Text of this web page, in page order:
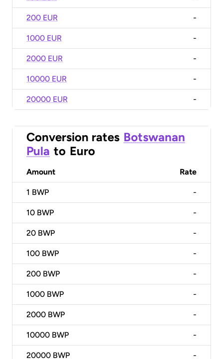
200 EUR -
1000 EUR -
2000 EUR -
10000 EUR -
20000 EUR -
Conversion rates Botswanan
Pula to Euro
Amount Rate
1 BWP -
10 BWP -
20 BWP -
100 BWP -
200 BWP -
1000 BWP -
2000 BWP -
10000 BWP -
20000 BWP -